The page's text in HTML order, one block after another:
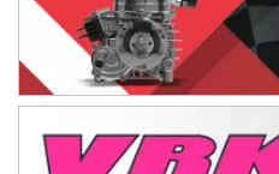
PATAGONICO - F6
Moto Club Reginense (Tierra)
Gral. E. Godoy (Río Negro)
Juventud Unida (Tierra)
Humboldt (Santa Fe)